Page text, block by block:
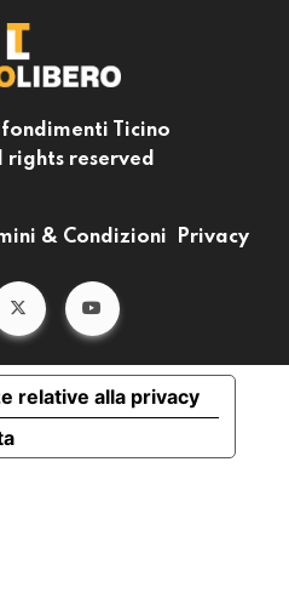
Ticino
reserved
& Condizioni Privacy
relative alla privacy